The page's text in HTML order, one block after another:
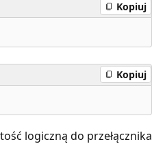
Kopiuj
Kopiuj
logiczną do przełącznika